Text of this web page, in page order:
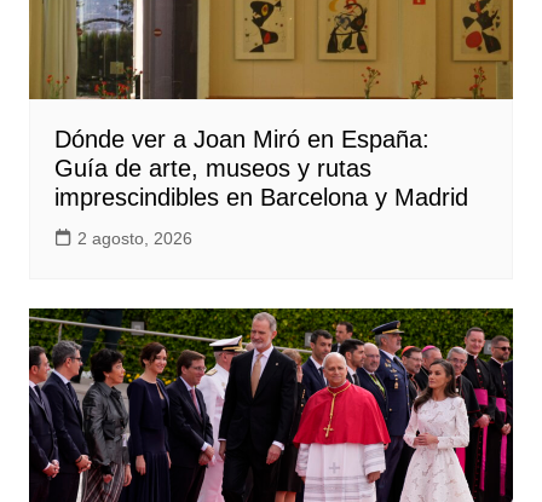
Dónde ver a Joan Miró en España:
Guía de arte, museos y rutas
imprescindibles en Barcelona y Madrid
2 agosto, 2026